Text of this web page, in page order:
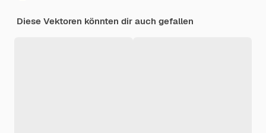
Diese Vektoren könnten dir auch gefallen